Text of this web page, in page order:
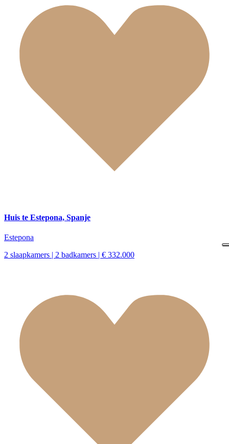
Huis te Estepona, Spanje
Estepona
2 slaapkamers | 2 badkamers | € 332.000